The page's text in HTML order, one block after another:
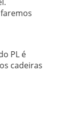
PL é
cadeiras